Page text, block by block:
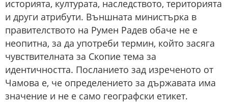
историята, културата, наследството, територията
и други атрибути. Външната министърка в
правителството на Румен Радев обаче не е
неопитна, за да употреби термин, който засяга
чувствителната за Скопие тема за
идентичността. Посланието зад изреченото от
Чамова е, че определението за държавата има
значение и не е само географски етикет.